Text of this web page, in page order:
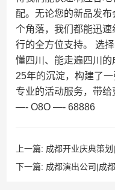
配。无论您的新品发
个角落，我们都能迅
行的全方位支持。 选
懂四川、能走遍四川
25年的沉淀，构建了
专业的活动服务，带
—- O8O —- 68886
上一篇: 成都开业庆典策
少资源？
下一篇: 成都演出公司|成